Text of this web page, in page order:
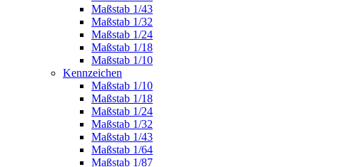
Maßstab 1/43
Maßstab 1/32
Maßstab 1/24
Maßstab 1/18
Maßstab 1/10
Kennzeichen
Maßstab 1/10
Maßstab 1/18
Maßstab 1/24
Maßstab 1/32
Maßstab 1/43
Maßstab 1/64
Maßstab 1/87